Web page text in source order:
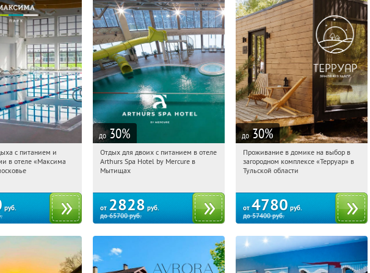
Купили:
Дмитровский р-н, д.
с питанием и
в отеле «Максима
руб.
до 30%
16:34:33
Купи первым!
Московская обл., г. Мытищи, д.
Отдых для двоих с питанием в отеле
Arthurs Spa Hotel by Mercure в
Мытищах
от 2828 руб.
до65700руб.
до 30%
16:34:33 Купили:
Тульская обл., Ясногорский р-н, с.
Проживание в домике на выбор в
загородном комплексе «Терруар» в
Тульской области
от 4780 руб.
до57400руб.